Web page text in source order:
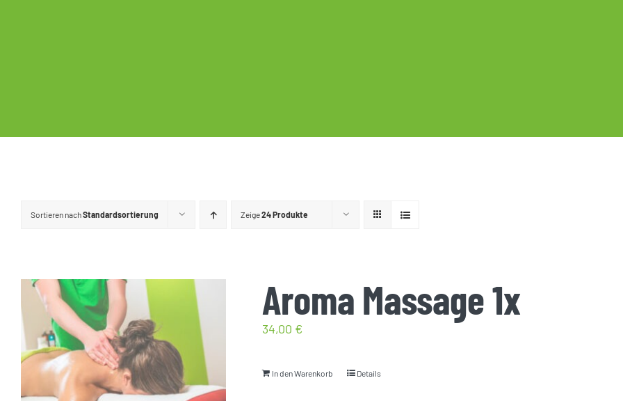
Sortieren nachStandardsortierung Zeige24 Produkte
Aroma Massage 1x
34,00 €
In den Warenkorb Details